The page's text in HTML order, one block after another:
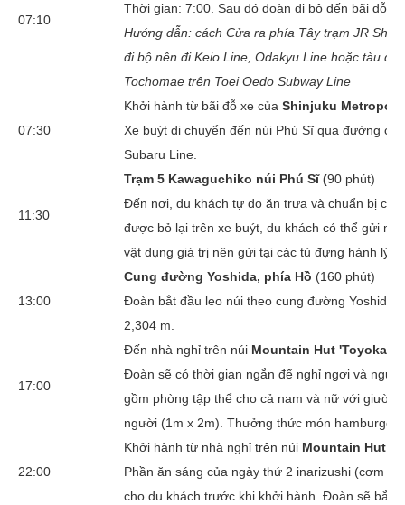
07:10
Thời gian: 7:00. Sau đó đoàn đi bộ đến bãi đỗ
Hướng dẫn: cách Cửa ra phía Tây trạm JR
đi bộ nên đi Keio Line, Odakyu Line hoặc tàu
Tochomae trên Toei Oedo Subway Line
07:30
Khởi hành từ bãi đỗ xe của Shinjuku
Xe buýt di chuyển đến núi Phú Sĩ qua đường
Subaru Line.
11:30
Trạm 5 Kawaguchiko núi Phú Sĩ (90 phút)
Đến nơi, du khách tự do ăn trưa và chuẩn bị
được bỏ lại trên xe buýt, du khách có thể gửi
vật dụng giá trị nên gửi tại các tủ đựng hành lý
13:00
Cung đường Yoshida, phía Hồ (160 phút)
Đoàn bắt đầu leo núi theo cung đường Yoshida
2,304 m.
17:00
Đến nhà nghỉ trên núi Mountain Hut 'Toyokan'
Đoàn sẽ có thời gian ngắn để nghỉ ngơi và ngủ
gồm phòng tập thể cho cả nam và nữ với
người (1m x 2m). Thưởng thức món hamburger
22:00
Khởi hành từ nhà nghỉ trên núi Mountain Hut
Phần ăn sáng của ngày thứ 2 inarizushi (cơm
cho du khách trước khi khởi hành. Đoàn sẽ bắt